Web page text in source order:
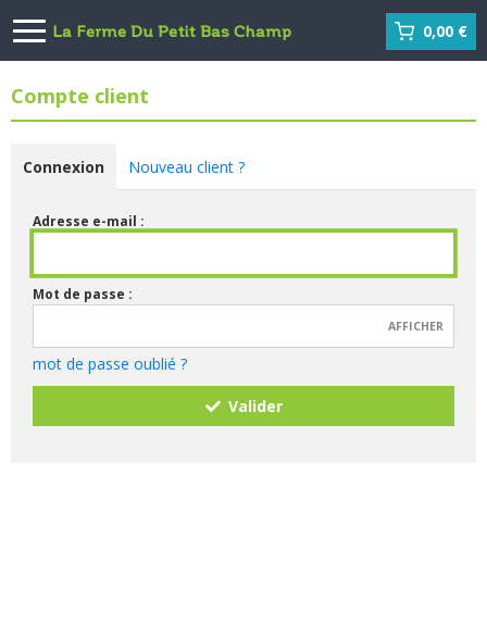
La Ferme Du Petit Bas Champ 0,00 €
Compte client
Connexion Nouveau client ?
Adresse e-mail :
Mot de passe :
AFFICHER
mot de passe oublié ?
Valider